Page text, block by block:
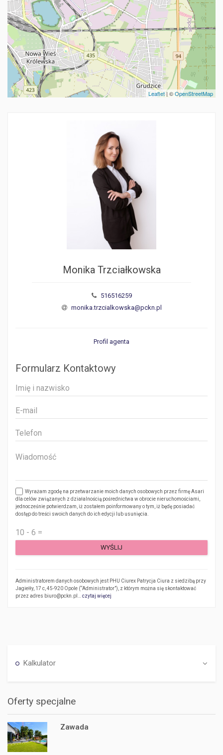
Leaflet| ©OpenStreetMap
Monika Trzciałkowska
516516259
monika.trzcialkowska@pckn.pl
Profil agenta
Formularz Kontaktowy
Wyrażam zgodę na przetwarzanie moich danych osobowych przez firmę Asari
dla celów związanych z działalnością pośrednictwa w obrocie nieruchomościami,
jednocześnie potwierdzam, iż zostałem poinformowany o tym, iż będę posiadać
dostęp do treści swoich danych do ich edycji lub usunięcia.
Administratorem danych osobowych jest PHU Ciurex Patrycja Ciura z siedzibą przy
Jagiełły, 17 c, 45-920 Opole (“Administrator”), z którym można się skontaktować
przez adres biuro@pckn.pl… czytaj więcej
Kalkulator
Oferty specjalne
Zawada